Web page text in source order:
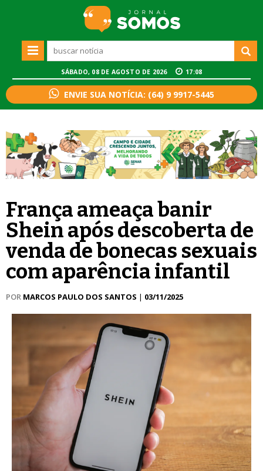
SÁBADO, 08 DE AGOSTO DE 2026 17:08
ENVIE SUA NOTÍCIA: (64) 9 9917-5445
França ameaça banir
Shein após descoberta de
venda de bonecas sexuais
com aparência infantil
POR MARCOS PAULO DOS SANTOS | 03/11/2025